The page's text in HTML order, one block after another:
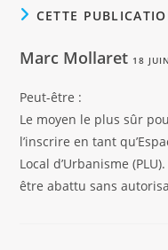
CETTE
Marc Mollaret 18
Peut-être :
Le moyen le plus sûr
l’inscrire en tant
Local d’Urbanisme
être abattu sans